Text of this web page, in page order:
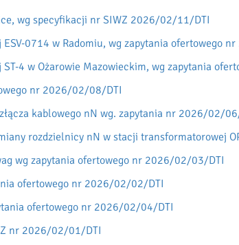
wg specyfikacji nr SIWZ 2026/02/11/DTI
0714 w Radomiu, wg zapytania ofertowego
4 w Ożarowie Mazowieckim, wg zapytania
nr 2026/02/08/DTI
kablowego nN wg. zapytania nr 2026/02/
rozdzielnicy nN w stacji transformatorowej
wg zapytania ofertowego nr 2026/02/03/DTI
ofertowego nr 2026/02/02/DTI
ofertowego nr 2026/02/04/DTI
nr 2026/02/01/DTI